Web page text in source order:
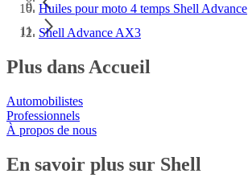
Huiles pour moto 4 temps Shell Advance
Shell Advance AX3
Plus dans Accueil
Automobilistes
Professionnels
À propos de nous
En savoir plus sur Shell